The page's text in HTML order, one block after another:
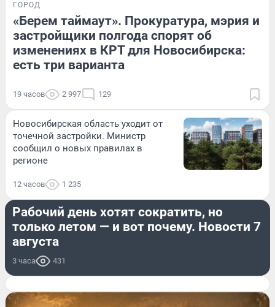
ГОРОД
«Берем таймаут». Прокуратура, мэрия и
застройщики полгода спорят об
изменениях в КРТ для Новосибирска:
есть три варианта
19 часов 2 997 129
Новосибирская область уходит от
точечной застройки. Министр
сообщил о новых правилах в
регионе
12 часов 1 235
СТРАНА И МИР
Рабочий день хотят сократить, но
только летом — и вот почему. Новости 7
августа
3 часа 431